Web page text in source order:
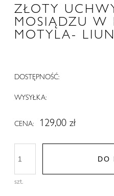
ZŁOTY
MOSIĄDZU W
MOTYLA-
DOSTĘPNOŚĆ:
WYSYŁKA:
CENA: 129,00 zł
szt.
DO